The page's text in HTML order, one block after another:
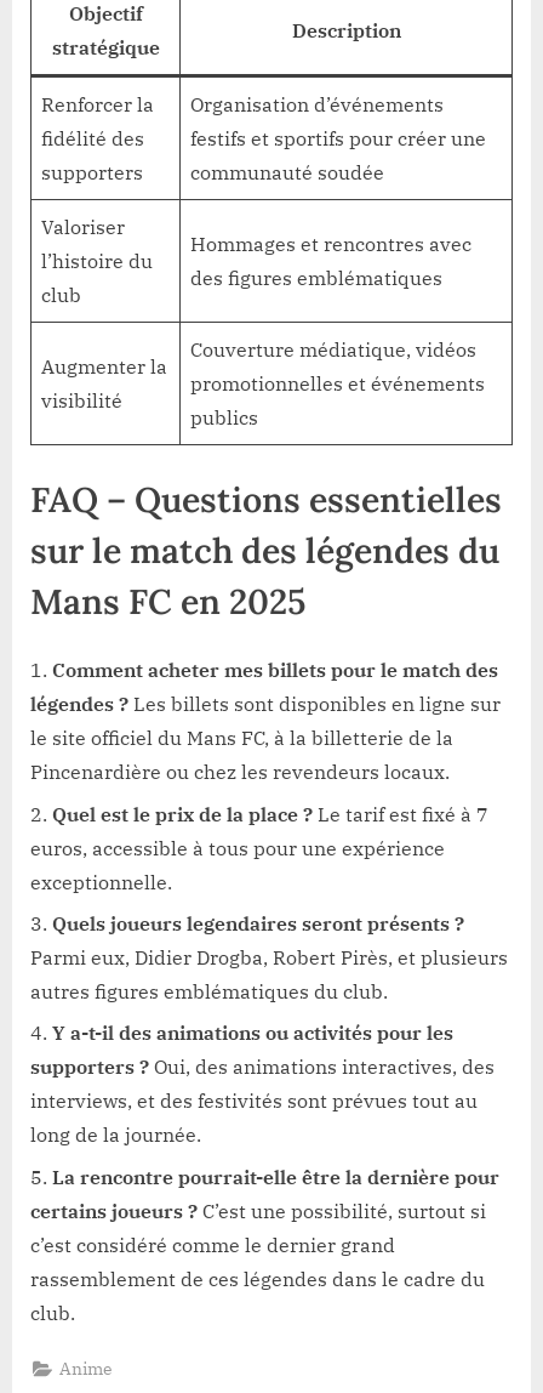
Objectif
stratégique
Description
Renforcer la
fidélité des
supporters
Organisation d’événements
festifs et sportifs pour créer une
communauté soudée
Valoriser
l’histoire du
club
Hommages et rencontres avec
des figures emblématiques
Augmenter la
visibilité
Couverture médiatique, vidéos
promotionnelles et événements
publics
FAQ – Questions essentielles
sur le match des légendes du
Mans FC en 2025
Comment acheter mes billets pour le match des
légendes ? Les billets sont disponibles en ligne sur
le site officiel du Mans FC, à la billetterie de la
Pincenardière ou chez les revendeurs locaux.
Quel est le prix de la place ? Le tarif est fixé à 7
euros, accessible à tous pour une expérience
exceptionnelle.
Quels joueurs legendaires seront présents ?
Parmi eux, Didier Drogba, Robert Pirès, et plusieurs
autres figures emblématiques du club.
Y a-t-il des animations ou activités pour les
supporters ? Oui, des animations interactives, des
interviews, et des festivités sont prévues tout au
long de la journée.
La rencontre pourrait-elle être la dernière pour
certains joueurs ? C’est une possibilité, surtout si
c’est considéré comme le dernier grand
rassemblement de ces légendes dans le cadre du
club.
Anime